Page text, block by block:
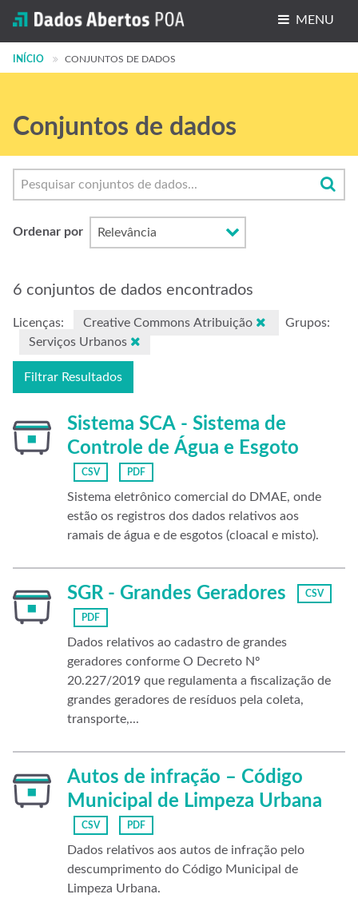
MENU
Conjuntos de dados
Grupos
Sobre
INÍCIO CONJUNTOS DE DADOS
Conjuntos de dados
Ordenar por
6 conjuntos de dados encontrados
Licenças: Creative Commons Atribuição
Grupos:
Serviços Urbanos
Filtrar Resultados
Sistema SCA - Sistema de
Controle de Água e Esgoto
CSV PDF
Sistema eletrônico comercial do DMAE, onde
estão os registros dos dados relativos aos
ramais de água e de esgotos (cloacal e misto).
SGR - Grandes Geradores CSV
PDF
Dados relativos ao cadastro de grandes
geradores conforme O Decreto Nº
20.227/2019 que regulamenta a fiscalização de
grandes geradores de resíduos pela coleta,
transporte,...
Autos de infração – Código
Municipal de Limpeza Urbana
CSV PDF
Dados relativos aos autos de infração pelo
descumprimento do Código Municipal de
Limpeza Urbana.